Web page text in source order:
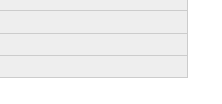
finales.
continuación).
del pedido para que puedas